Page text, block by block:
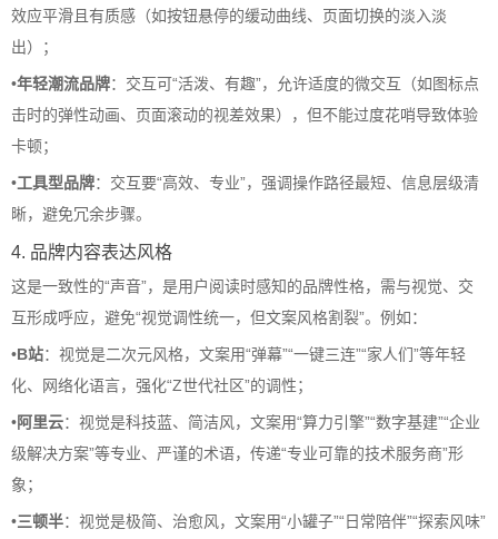
效应平滑且有质感（如按钮悬停的缓动曲线、页面切换的淡入淡
出）；
•年轻潮流品牌：交互可“活泼、有趣”，允许适度的微交互（如图标点
击时的弹性动画、页面滚动的视差效果），但不能过度花哨导致体验
卡顿；
•工具型品牌：交互要“高效、专业”，强调操作路径最短、信息层级清
晰，避免冗余步骤。
4. 品牌内容表达风格
这是一致性的“声音”，是用户阅读时感知的品牌性格，需与视觉、交
互形成呼应，避免“视觉调性统一，但文案风格割裂”。例如：
•B站：视觉是二次元风格，文案用“弹幕”“一键三连”“家人们”等年轻
化、网络化语言，强化“Z世代社区”的调性；
•阿里云：视觉是科技蓝、简洁风，文案用“算力引擎”“数字基建”“企业
级解决方案”等专业、严谨的术语，传递“专业可靠的技术服务商”形
象；
•三顿半：视觉是极简、治愈风，文案用“小罐子”“日常陪伴”“探索风味”